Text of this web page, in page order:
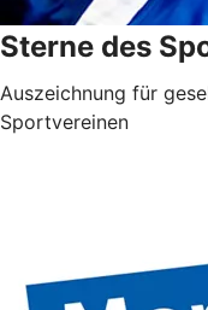
Sterne des
Auszeichnung für
Sportvereinen